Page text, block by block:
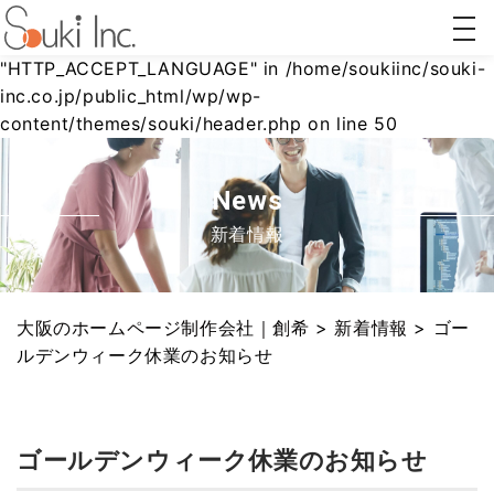
Warning: Undefined array key
"HTTP_ACCEPT_LANGUAGE" in /home/soukiinc/souki-
inc.co.jp/public_html/wp/wp-
content/themes/souki/header.php on line 50
ホーム
ページ
制作
AI対策
(AIO/LLMO)
リステ
ィング
広告
Webコ
ティン
グ
news
新着情報
大阪のホームページ制作会社｜創希 > 新着情報 > ゴー
ルデンウィーク休業のお知らせ
ゴールデンウィーク休業のお知らせ